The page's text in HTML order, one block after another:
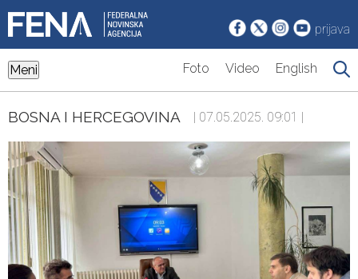
prijava
Meni Foto Video English
BOSNA I HERCEGOVINA | 07.05.2025. 09:01 |